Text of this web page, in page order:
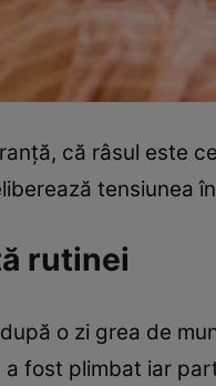
că râsul este
tensiunea
rutinei
o zi grea de
fost plimbat iar